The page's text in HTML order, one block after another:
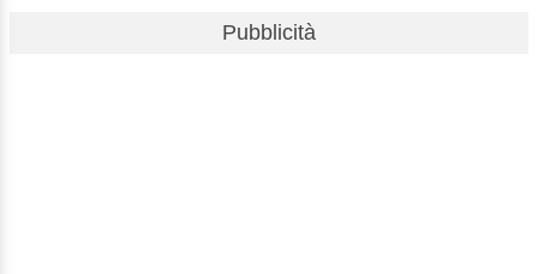
Pubblicità